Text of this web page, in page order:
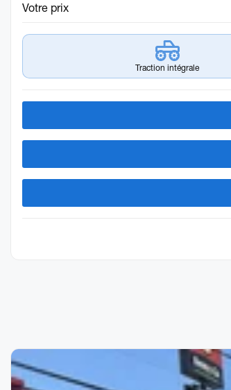
Votre prix
Traction intégrale